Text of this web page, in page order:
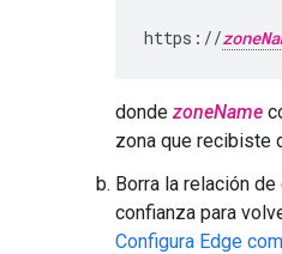
https://
dondezoneName
zona que recibiste
Borra la relación
confianza para
Configura Edge